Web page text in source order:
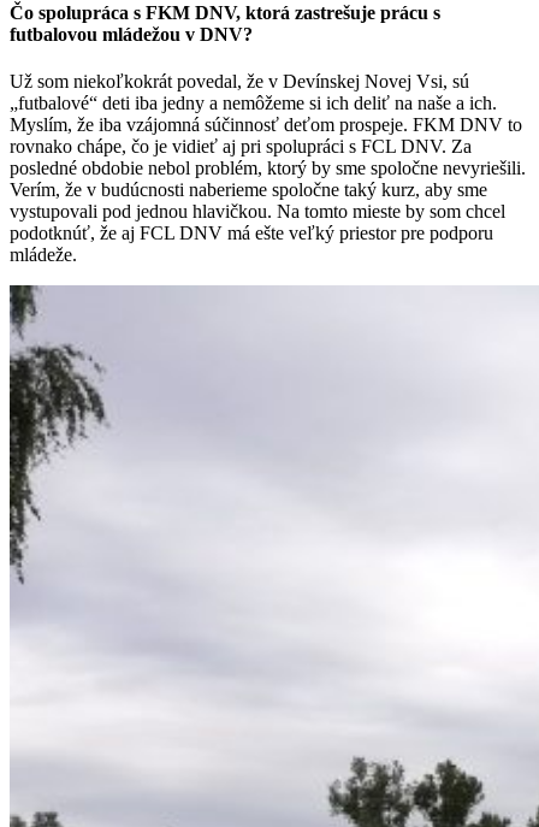
Čo spolupráca s FKM DNV, ktorá zastrešuje prácu s
futbalovou mládežou v DNV?
Už som niekoľkokrát povedal, že v Devínskej Novej Vsi, sú
„futbalové“ deti iba jedny a nemôžeme si ich deliť na naše a ich.
Myslím, že iba vzájomná súčinnosť deťom prospeje. FKM DNV to
rovnako chápe, čo je vidieť aj pri spolupráci s FCL DNV. Za
posledné obdobie nebol problém, ktorý by sme spoločne nevyriešili.
Verím, že v budúcnosti naberieme spoločne taký kurz, aby sme
vystupovali pod jednou hlavičkou. Na tomto mieste by som chcel
podotknúť, že aj FCL DNV má ešte veľký priestor pre podporu
mládeže.